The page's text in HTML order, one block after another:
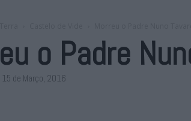
o Padre
15 de Março, 2016